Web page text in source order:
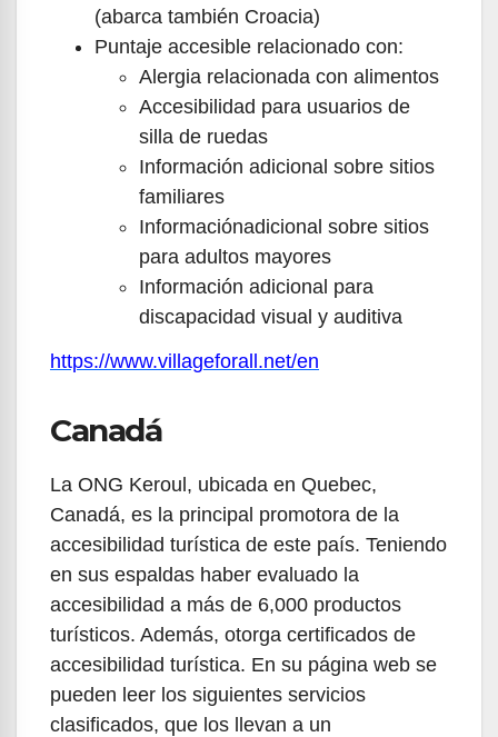
(abarca también Croacia)
Puntaje accesible relacionado con:
Alergia relacionada con alimentos
Accesibilidad para usuarios de
silla de ruedas
Información adicional sobre sitios
familiares
Informaciónadicional sobre sitios
para adultos mayores
Información adicional para
discapacidad visual y auditiva
https://www.villageforall.net/en
Canadá
La ONG Keroul, ubicada en Quebec,
Canadá, es la principal promotora de la
accesibilidad turística de este país. Teniendo
en sus espaldas haber evaluado la
accesibilidad a más de 6,000 productos
turísticos. Además, otorga certificados de
accesibilidad turística. En su página web se
pueden leer los siguientes servicios
clasificados, que los llevan a un